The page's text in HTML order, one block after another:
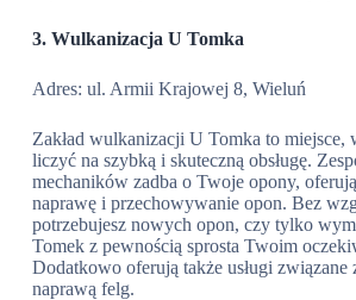
3. Wulkanizacja U Tomka
Adres: ul. Armii Krajowej 8, Wieluń
Zakład wulkanizacji U Tomka to miejsce,
liczyć na szybką i skuteczną obsługę.
mechaników zadba o Twoje opony,
naprawę i przechowywanie opon. Bez
potrzebujesz nowych opon, czy tylko
Tomek z pewnością sprosta Twoim
Dodatkowo oferują także usługi związane
naprawą felg.